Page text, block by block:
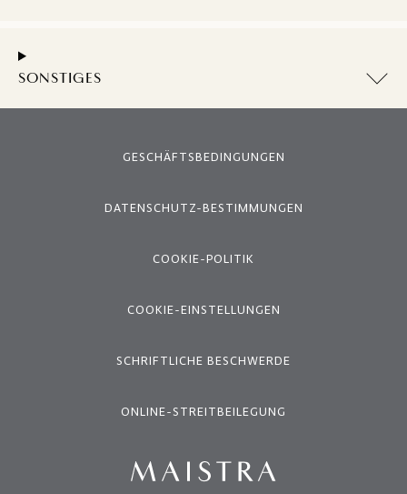
SONSTIGES
GESCHÄFTSBEDINGUNGEN
DATENSCHUTZ-BESTIMMUNGEN
COOKIE-POLITIK
COOKIE-EINSTELLUNGEN
SCHRIFTLICHE BESCHWERDE
ONLINE-STREITBEILEGUNG